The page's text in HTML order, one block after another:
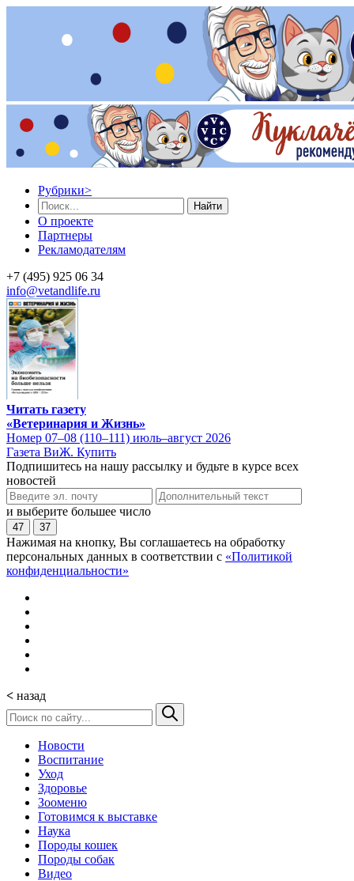
Рубрики>
Найти
О проекте
Партнеры
Рекламодателям
+7 (495) 925 06 34
info@vetandlife.ru
Читать газету
«Ветеринария и Жизнь»
Номер 07–08 (110–111) июль–август 2026
Газета ВиЖ. Купить
Подпишитесь на нашу рассылку и будьте в курсе всех
новостей
и выберите большее число
47 37
Нажимая на кнопку, Вы соглашаетесь на обработку
персональных данных в соответствии с «Политикой
конфиденциальности»
< назад
Новости
Воспитание
Уход
Здоровье
Зооменю
Готовимся к выставке
Наука
Породы кошек
Породы собак
Видео